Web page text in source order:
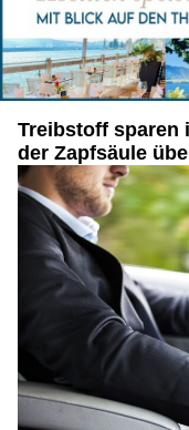
Treibstoff sparen
der Zapfsäule